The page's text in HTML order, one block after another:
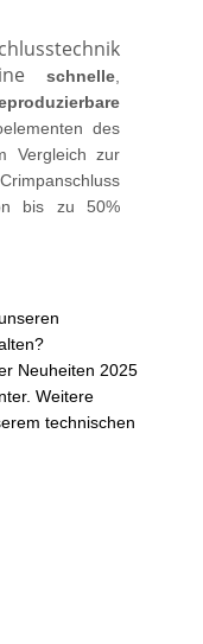
schnelle
des
zur
zu 50%
Neuheiten 2025
Weitere
technischen